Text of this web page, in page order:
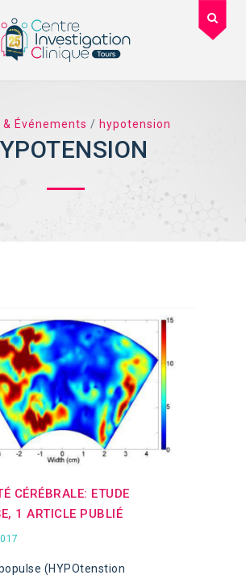
& Événements / hypotension
ARCHIVES:
CÉRÉBRALE: ETUDE
1 ARTICLE PUBLIÉ
(HYPOtenstion